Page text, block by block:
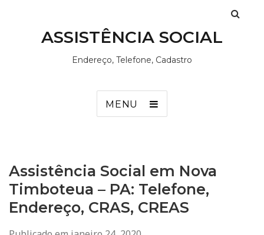
ASSISTÊNCIA SOCIAL
Endereço, Telefone, Cadastro
MENU
Assistência Social em Nova
Timboteua – PA: Telefone,
Endereço, CRAS, CREAS